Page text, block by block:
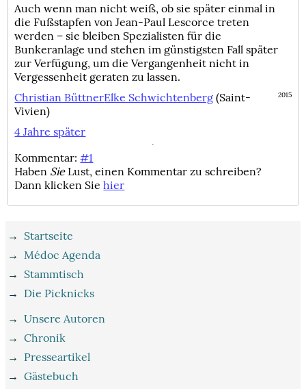
Auch wenn man nicht weiß, ob sie später einmal in
die Fußstapfen von Jean-Paul Lescorce treten
werden – sie bleiben Spezialisten für die
Bunkeranlage und stehen im günstigsten Fall später
zur Verfügung, um die Vergangenheit nicht in
Vergessenheit geraten zu lassen.
2015
Christian BüttnerElke Schwichtenberg (Saint-
Vivien)
4 Jahre später
Kommentar:#1
Haben SieLust, einen Kommentar zu schreiben?
Dann klicken Siehier
→ Startseite
→Médoc Agenda
→ Stammtisch
→ Die Picknicks
→Unsere Autoren
→Chronik
→ Presseartikel
→Gästebuch